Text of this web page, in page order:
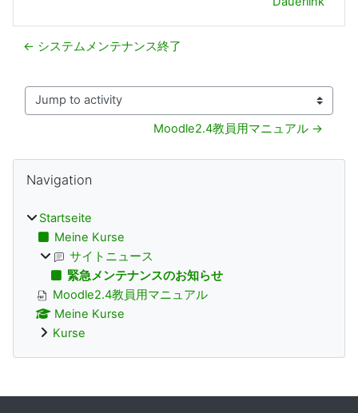
← システムメンテナンス終了
Jump to activity
Moodle2.4教員用マニュアル →
Blöcke
Navigation
Startseite
Meine Kurse
サイトニュース
緊急メンテナンスのお知らせ
Moodle2.4教員用マニュアル
Meine Kurse
Kurse
Ergänzungsblöcke